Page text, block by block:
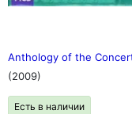
Anthology of the
(2009)
Есть в наличии